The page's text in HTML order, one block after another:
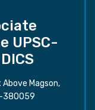
UPSC-
Magson,
380059